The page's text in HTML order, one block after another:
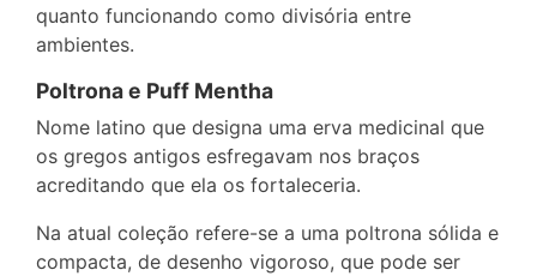
quanto funcionando como divisória entre
ambientes.
Poltrona e Puff Mentha
Nome latino que designa uma erva medicinal que
os gregos antigos esfregavam nos braços
acreditando que ela os fortaleceria.
Na atual coleção refere-se a uma poltrona sólida e
compacta, de desenho vigoroso, que pode ser